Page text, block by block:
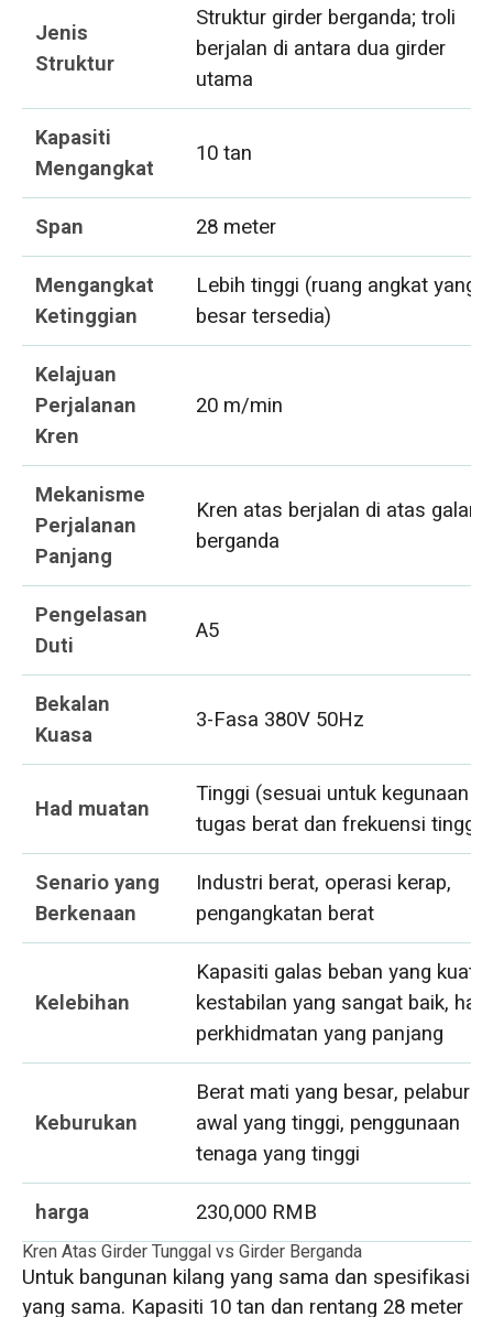
Jenis
Struktur
Struktur girder berganda; troli
berjalan di antara dua girder
utama
Kapasiti
Mengangkat
10 tan
Span
28 meter
Mengangkat
Ketinggian
Lebih tinggi (ruang angkat yang
besar tersedia)
Kelajuan
Perjalanan
Kren
20 m/min
Mekanisme
Perjalanan
Panjang
Kren atas berjalan di atas galang
berganda
Pengelasan
Duti
A5
Bekalan
Kuasa
3-Fasa 380V 50Hz
Had muatan
Tinggi (sesuai untuk kegunaan
tugas berat dan frekuensi tinggi)
Senario yang
Berkenaan
Industri berat, operasi kerap,
pengangkatan berat
Kelebihan
Kapasiti galas beban yang kuat,
kestabilan yang sangat baik,
perkhidmatan yang panjang
Keburukan
Berat mati yang besar, pelaburan
awal yang tinggi, penggunaan
tenaga yang tinggi
harga
230,000 RMB
Kren Atas Girder Tunggal vs Girder Berganda
Untuk bangunan kilang yang sama dan spesifikasi
yang sama. Kapasiti 10 tan dan rentang 28 meter